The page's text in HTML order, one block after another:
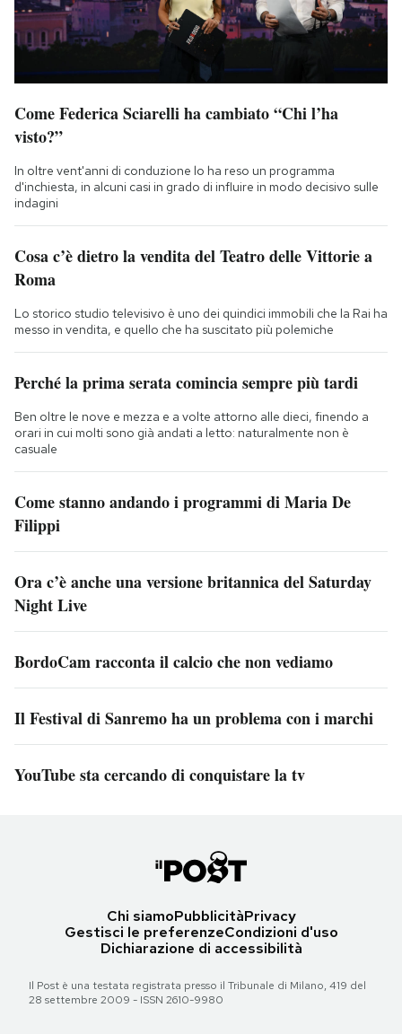
Come Federica Sciarelli ha cambiato “Chi l’ha
visto?”
In oltre vent'anni di conduzione lo ha reso un programma
d'inchiesta, in alcuni casi in grado di influire in modo decisivo sulle
indagini
Cosa c’è dietro la vendita del Teatro delle Vittorie a
Roma
Lo storico studio televisivo è uno dei quindici immobili che la Rai ha
messo in vendita, e quello che ha suscitato più polemiche
Perché la prima serata comincia sempre più tardi
Ben oltre le nove e mezza e a volte attorno alle dieci, finendo a
orari in cui molti sono già andati a letto: naturalmente non è
casuale
Come stanno andando i programmi di Maria De
Filippi
Ora c’è anche una versione britannica del Saturday
Night Live
BordoCam racconta il calcio che non vediamo
Il Festival di Sanremo ha un problema con i marchi
YouTube sta cercando di conquistare la tv
Chi siamoPubblicitàPrivacy
Gestisci le preferenzeCondizioni d'uso
Dichiarazione di accessibilità
Il Post è una testata registrata presso il Tribunale di Milano, 419 del
28 settembre 2009 - ISSN 2610-9980